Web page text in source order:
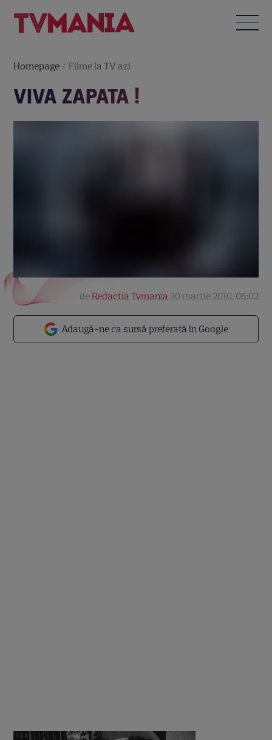
Homepage /Filme la TV azi
VIVA ZAPATA !
Adaugă-ne ca sursă preferată în Google
deRedactia Tvmania 30 martie 2010, 06:02